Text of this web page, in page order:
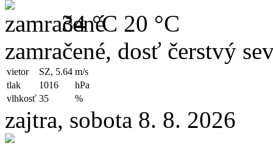
34 °C 20 °C
zamračené, dosť čerstvý
vietor SZ, 5.64 m/s
tlak
1016
hPa
vlhkosť 35 %
zajtra, sobota 8. 8. 2026